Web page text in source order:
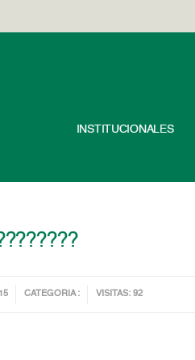
INSTITUCIONALES
CATEGORIA : VISITAS: 92